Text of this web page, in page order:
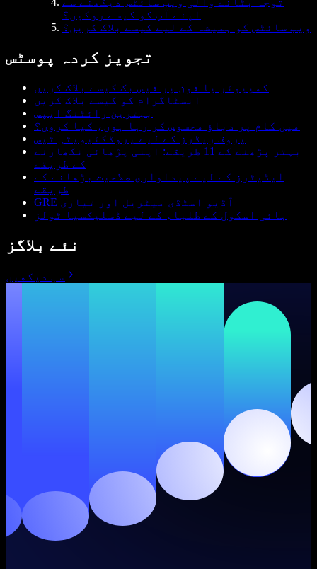
اپنے آپ کو کیسے روکیں؟
ویب سائٹس کو ہمیشہ کے لیے کیسے بلاک کریں؟
تجویز کردہ پوسٹس
کمپیوٹر یا فون پر فیس بک کیسے بلاک کریں
انسٹاگرام کو کیسے بلاک کریں
بہترین رائٹنگ ایپس
میں کام پر دباؤ محسوس کر رہا ہوں، کیا کروں؟
پروف ریڈرز کے لیے پروڈکٹیویٹی ٹپس
بہتر پڑھنے کے 11 طریقے: اپنی پڑھائی نکھارنے
کے طریقے
ایڈیٹرز کے لیے پیداواری صلاحیت بڑھانے کے
طریقے
GRE آڈیو اسٹڈی میٹریل اور تیاری
ہائی اسکول کے طلباء کے لیے ڈسلیکسیا ٹولز
نئے بلاگز
سب دیکھیں